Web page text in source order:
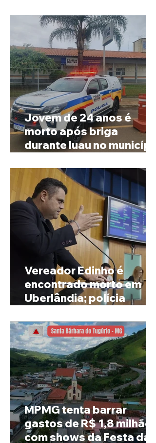
Jovem de 24 anos é
morto após briga
durante luau no município
Vereador Edinho é
encontrado morto em
Uberlândia; polícia
MPMG tenta barrar
gastos de R$ 1,8 milhão
com shows da Festa da